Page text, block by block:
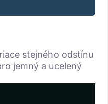
stejného odstínu
jemný a ucelený